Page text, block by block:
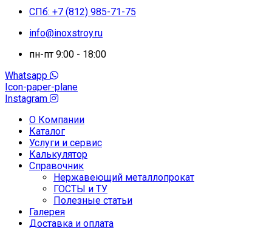
СПб: +7 (812) 985-71-75
info@inoxstroy.ru
пн-пт 9:00 - 18:00
Whatsapp
Icon-paper-plane
Instagram
О Компании
Каталог
Услуги и сервис
Калькулятор
Справочник
Нержавеющий металлопрокат
ГОСТЫ и ТУ
Полезные статьи
Галерея
Доставка и оплата